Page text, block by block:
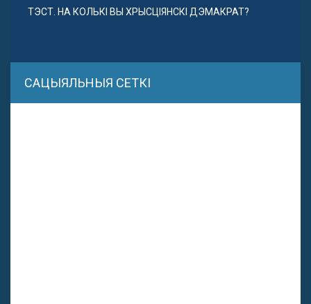
ТЭСТ. НА КОЛЬКІ ВЫ ХРЫСЦІЯНСКІ ДЭМАКРАТ?
САЦЫЯЛЬНЫЯ СЕТКІ